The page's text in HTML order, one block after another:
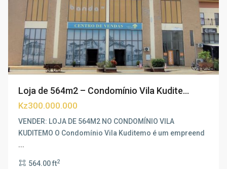
Loja de 564m2 – Condomínio Vila Kudite...
Kz300.000.000
VENDER: LOJA DE 564M2 NO CONDOMÍNIO VILA
KUDITEMO O Condomínio Vila Kuditemo é um empreend
...
564.00 ft2